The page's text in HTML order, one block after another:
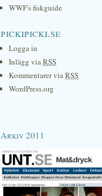
WWF's fiskguide
pickipicki.se
Logga in
Inlägg viaRSS
Kommentarer viaRSS
WordPress.org
Arkiv 2011